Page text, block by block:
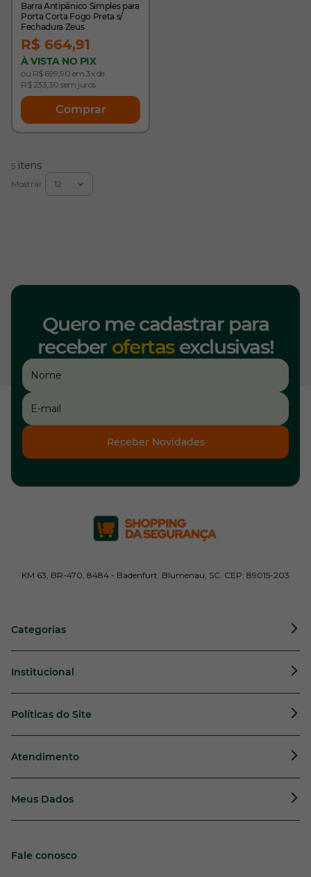
Barra Antipânico Simples para
Porta Corta Fogo Preta s/
Fechadura Zeus
R$ 664,91
À VISTA NO PIX
ou R$ 699,90 em 3x de
R$ 233,30 sem juros
Comprar
5 itens
Mostrar
Quero me cadastrar para
receber ofertasexclusivas!
Receber Novidades
KM 63, BR-470, 8484 - Badenfurt. Blumenau, SC. CEP: 89015-203
Categorias
Institucional
Políticas do Site
Atendimento
Meus Dados
Fale conosco